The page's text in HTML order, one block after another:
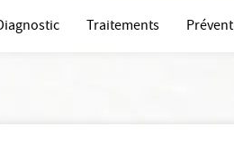
Traitements